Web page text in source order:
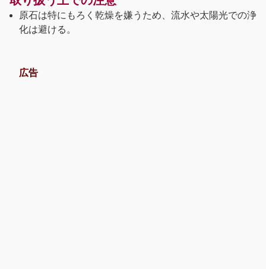
原石は特にもろく乾燥を嫌うため、流水や太陽光での浄
化は避ける。
広告